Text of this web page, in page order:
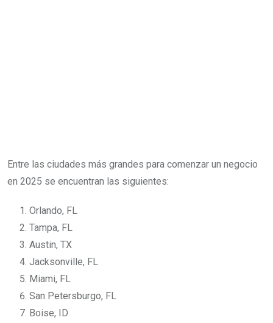
Entre las ciudades más grandes para comenzar un negocio
en 2025 se encuentran las siguientes:
Orlando, FL
Tampa, FL
Austin, TX
Jacksonville, FL
Miami, FL
San Petersburgo, FL
Boise, ID